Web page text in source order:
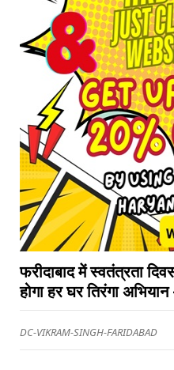
फरीदाबाद में स्वतंत्रता
होगा हर घर तिरंगा
DC-VIKRAM-SINGH-FARIDABAD